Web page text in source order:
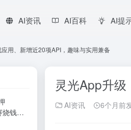
AI资讯 AI百科 AI提
用、新增近20项API，趣味与实用兼备
灵光App升
AI资讯 6个月前
钱无